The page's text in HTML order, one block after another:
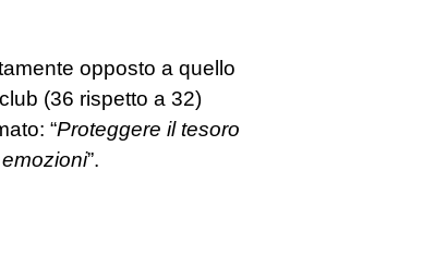
opposto a quello
(36 rispetto a 32)
“Proteggere il tesoro
”.